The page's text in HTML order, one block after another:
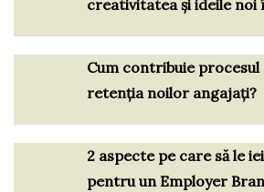
creativitatea și ideile noi
Cum contribuie
retenția noilor angajați?
2 aspecte pe care să le
pentru un Employer